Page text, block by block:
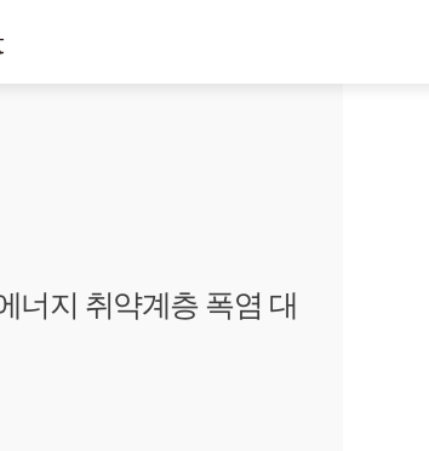
너지 취약계층 폭염 대